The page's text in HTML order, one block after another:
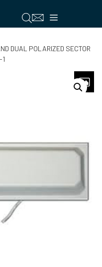
Menú
DUAL POLARIZED SECTOR